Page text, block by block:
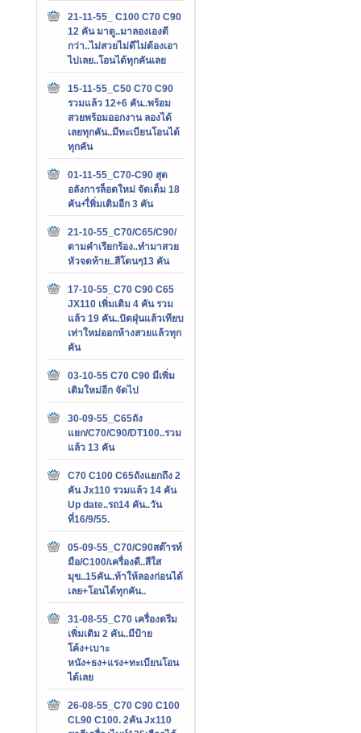
21-11-55_ C100 C70 C90
12 คัน มาดู..มาลองเองดี
กว่า..ไม่สวยไม่ดีไม่ต้องเอา
ไปเลย..โอนได้ทุกคันเลย
15-11-55_C50 C70 C90
รวมแล้ว 12+6 คัน..พร้อม
สวยพร้อมออกงาน ลองได้
เลยทุกคัน..มีทะเบียนโอนได้
ทุกคัน
01-11-55_C70-C90 สุด
อลังการล็อตใหม่ จัดเต็ม 18
คัน+เื่พิ่มเติมอีก 3 คัน
21-10-55_C70/C65/C90/
ตามคำเรียกร้อง..ทำมาสวย
หัวจดท้าย..สีโดนๆ13 คัน
17-10-55_C70 C90 C65
JX110 เพิ่มเติม 4 คัน รวม
แล้ว 19 คัน..ปัดฝุ่นแล้วเทียบ
เท่าใหม่ออกห้างสวยแล้วทุก
คัน
03-10-55 C70 C90 มีเพิ่ม
เติมใหม่อีก จัดไป
30-09-55_C65ถัง
แยก/C70/C90/DT100..รวม
แล้ว 13 คัน
C70 C100 C65ถังแยกถึง 2
คัน Jx110 รวมแล้ว 14 คัน
Up date..รถ14 คัน..วัน
ที่16/9/55.
05-09-55_C70/C90สต๊ารท์
มือ/C100/เครื่องดี..สีใส
มุข..15คัน..ท้าให้ลองก่อนได้
เลย+โอนได้ทุกคัน..
31-08-55_C70 เครื่องดรีม
เพิ่มเติม 2 คัน..มีป้าย
โค้ง+เบาะ
หนัง+ธง+แรง+ทะเบียนโอน
ได้เลย
26-08-55_C70 C90 C100
CL90 C100. 2คัน Jx110